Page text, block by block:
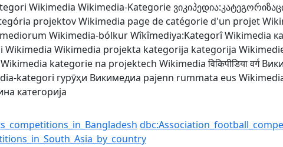
Wikimedia Wikimedia-Kategorie
projektov Wikimedia page de catégorie d'un projet
Wikimedia-bólkurWîkîmediya:KategorîWikimedia
Wikimedia Wikimedia projekta kategorija kategorija
kategorie na projektech Wikimedia विकिपीडिया वर्ग
kategori гурӯҳи Викимедиа pajenn rummata eus
категорија